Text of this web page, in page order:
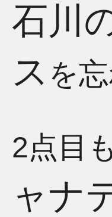
石川
ス を
2点目
ャナ